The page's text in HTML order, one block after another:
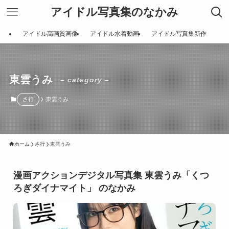
アイドル写真集のなかみ
アイドル高画質画像 アイドル水着動画 アイドル写真集新作
東雲うみ – category –
さ行 東雲うみ
ホーム さ行 東雲うみ
漫画アクションデジタル写真集 東雲うみ「くつ
ろぎダイナマイト」 のなかみ